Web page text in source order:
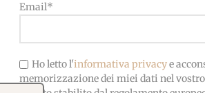
Prodotti correlati
Email*
Ho letto l'informativa privacye
memorizzazione dei miei dati nel